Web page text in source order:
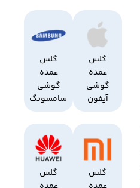
گلس
عمده
گوشی
آیفون
گلس
عمده
گوشی
سامسونگ
گلس
گلس